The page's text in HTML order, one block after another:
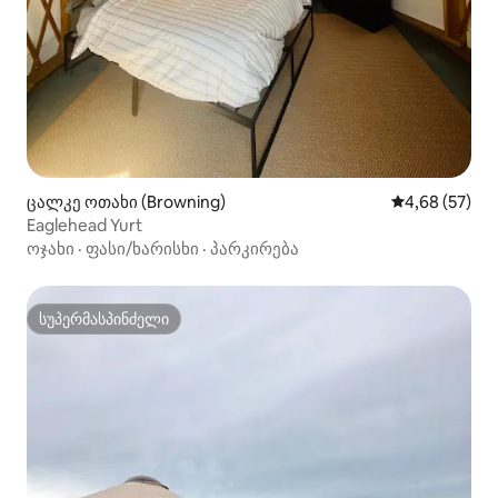
ცალკე ოთახი (Browning) საშუალო
4,68 (57)
Eaglehead Yurt
ოჯახი · ფასი/ხარისხი · პარკირება
სუპერმასპინძელი
სუპერმასპინძელი